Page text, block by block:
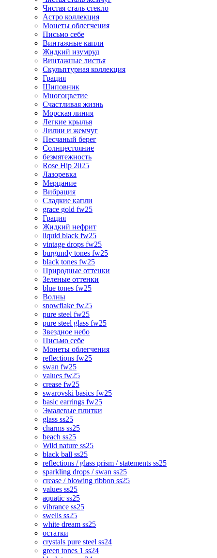
Чистая сталь стекло
Астро коллекция
Монеты облегчения
Письмо себе
Винтажные капли
Жидкий изумруд
Винтажные листья
Скульптурная коллекция
Грация
Шиповник
Многоцветие
Счастливая жизнь
Морская линия
Легкие крылья
Лилии и жемчуг
Песчаный берег
Солнцестояние
безмятежность
Rose Hip 2025
Лазоревка
Мерцание
Вибрация
Сладкие капли
grace gold fw25
Грация
Жидкий нефрит
liquid black fw25
vintage drops fw25
burgundy tones fw25
black tones fw25
Природные оттенки
Зеленые оттенки
blue tones fw25
Волны
snowflake fw25
pure steel fw25
pure steel glass fw25
Звездное небо
Письмо себе
Монеты облегчения
reflections fw25
swan fw25
values fw25
crease fw25
swarovski basics fw25
basic earrings fw25
Эмалевые плитки
glass ss25
charms ss25
beach ss25
Wild nature ss25
black ball ss25
reflections / glass prism / statements ss25
sparkling drops / swan ss25
crease / blowing ribbon ss25
values ss25
aquatic ss25
vibrance ss25
swells ss25
white dream ss25
остатки
crystals pure steel ss24
green tones 1 ss24